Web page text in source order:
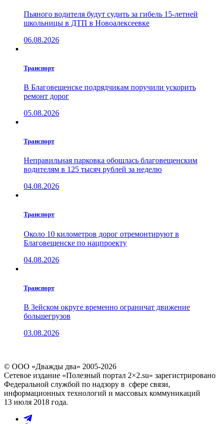
Пьяного водителя будут судить за гибель 15-летней
школьницы в ДТП в Новоалексеевке
06.08.2026
Транспорт
В Благовещенске подрядчикам поручили ускорить
ремонт дорог
05.08.2026
Транспорт
Неправильная парковка обошлась благовещенским
водителям в 125 тысяч рублей за неделю
04.08.2026
Транспорт
Около 10 километров дорог отремонтируют в
Благовещенске по нацпроекту
04.08.2026
Транспорт
В Зейском округе временно ограничат движение
большегрузов
03.08.2026
© ООО «Дважды два» 2005-2026
Сетевое издание «Полезный портал 2×2.su» зарегистрировано
Федеральной службой по надзору в сфере связи,
информационных технологий и массовых коммуникаций
13 июля 2018 года.